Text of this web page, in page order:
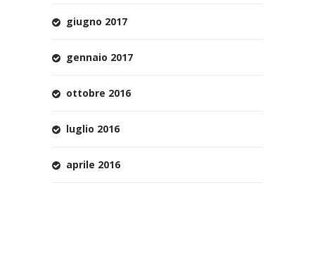
giugno 2017
gennaio 2017
ottobre 2016
luglio 2016
aprile 2016